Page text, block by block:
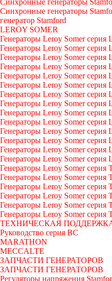
Синхронные генераторы
Синхронные генераторы
генератор Stamford
LEROY SOMER
Генераторы Leroy Somer серия
Генераторы Leroy Somer серия
Генераторы Leroy Somer серия
Генераторы Leroy Somer серия
Генераторы Leroy Somer серия
Генераторы Leroy Somer серия
Генераторы Leroy Somer серия
Генераторы Leroy Somer серия
Генераторы Leroy Somer серия
Генераторы Leroy Somer серия
Генераторы Leroy Somer серия
Генераторы Leroy Somer серия
Генераторы Leroy Somer серия
Генераторы Leroy Somer
Генераторы Leroy Somer серия
Генераторы Leroy Somer серия
Генераторы Leroy Somer серия
Генераторы Leroy Somer серия
Генераторы Leroy Somer серия
Генераторы Leroy Somer серия
ТЕХНИЧЕСКАЯ
Руководство серия BC
MARATHON
MECCALTE
ЗАПЧАСТИ ГЕНЕРАТОРОВ
ЗАПЧАСТИ ГЕНЕРАТОРОВ
Регуляторы напряжения